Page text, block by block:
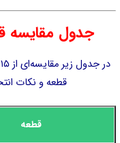
جدول مقایسه
قطعه و نکات
قطعه